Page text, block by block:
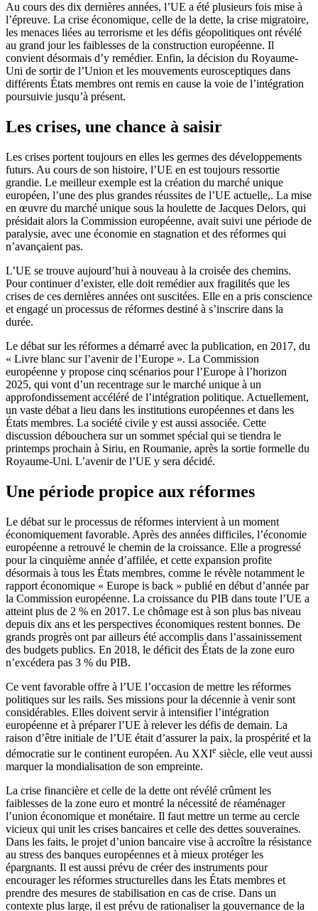
Au cours des dix dernières années, l’UE a été plusieurs fois mise à
l’épreuve. La crise économique, celle de la dette, la crise migratoire,
les menaces liées au terrorisme et les défis géopolitiques ont révélé
au grand jour les faiblesses de la construction européenne. Il
convient désormais d’y remédier. Enfin, la décision du Royaume-
Uni de sortir de l’Union et les mouvements eurosceptiques dans
différents États membres ont remis en cause la voie de l’intégration
poursuivie jusqu’à présent.
Les crises, une chance à saisir
Les crises portent toujours en elles les germes des développements
futurs. Au cours de son histoire, l’UE en est toujours ressortie
grandie. Le meilleur exemple est la création du marché unique
européen, l’une des plus grandes réussites de l’UE actuelle,. La mise
en œuvre du marché unique sous la houlette de Jacques Delors, qui
présidait alors la Commission européenne, avait suivi une période de
paralysie, avec une économie en stagnation et des réformes qui
n’avançaient pas.
L’UE se trouve aujourd’hui à nouveau à la croisée des chemins.
Pour continuer d’exister, elle doit remédier aux fragilités que les
crises de ces dernières années ont suscitées. Elle en a pris conscience
et engagé un processus de réformes destiné à s’inscrire dans la
durée.
Le débat sur les réformes a démarré avec la publication, en 2017, du
« Livre blanc sur l’avenir de l’Europe ». La Commission
européenne y propose cinq scénarios pour l’Europe à l’horizon
2025, qui vont d’un recentrage sur le marché unique à un
approfondissement accéléré de l’intégration politique. Actuellement,
un vaste débat a lieu dans les institutions européennes et dans les
États membres. La société civile y est aussi associée. Cette
discussion débouchera sur un sommet spécial qui se tiendra le
printemps prochain à Siriu, en Roumanie, après la sortie formelle du
Royaume-Uni. L’avenir de l’UE y sera décidé.
Une période propice aux réformes
Le débat sur le processus de réformes intervient à un moment
économiquement favorable. Après des années difficiles, l’économie
européenne a retrouvé le chemin de la croissance. Elle a progressé
pour la cinquième année d’affilée, et cette expansion profite
désormais à tous les États membres, comme le révèle notamment le
rapport économique « Europe is back » publié en début d’année par
la Commission européenne. La croissance du PIB dans toute l’UE a
atteint plus de 2 % en 2017. Le chômage est à son plus bas niveau
depuis dix ans et les perspectives économiques restent bonnes. De
grands progrès ont par ailleurs été accomplis dans l’assainissement
des budgets publics. En 2018, le déficit des États de la zone euro
n’excédera pas 3 % du PIB.
Ce vent favorable offre à l’UE l’occasion de mettre les réformes
politiques sur les rails. Ses missions pour la décennie à venir sont
considérables. Elles doivent servir à intensifier l’intégration
européenne et à préparer l’UE à relever les défis de demain. La
raison d’être initiale de l’UE était d’assurer la paix, la prospérité et la
démocratie sur le continent européen. Au XXIe siècle, elle veut aussi
marquer la mondialisation de son empreinte.
La crise financière et celle de la dette ont révélé crûment les
faiblesses de la zone euro et montré la nécessité de réaménager
l’union économique et monétaire. Il faut mettre un terme au cercle
vicieux qui unit les crises bancaires et celle des dettes souveraines.
Dans les faits, le projet d’union bancaire vise à accroître la résistance
au stress des banques européennes et à mieux protéger les
épargnants. Il est aussi prévu de créer des instruments pour
encourager les réformes structurelles dans les États membres et
prendre des mesures de stabilisation en cas de crise. Dans un
contexte plus large, il est prévu de rationaliser la gouvernance de la